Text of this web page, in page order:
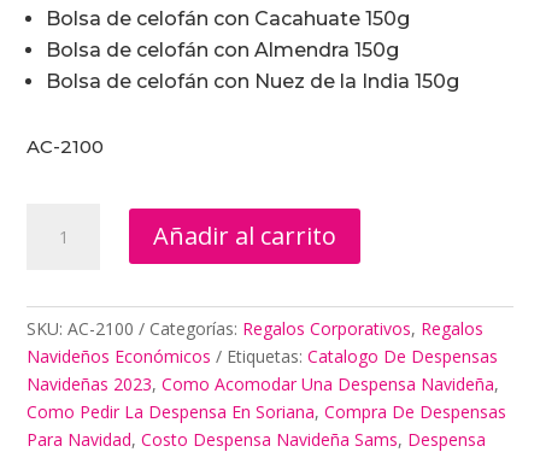
Bolsa de celofán con Cacahuate 150g
Bolsa de celofán con Almendra 150g
Bolsa de celofán con Nuez de la India 150g
AC-2100
Trabajadores
cantidad
Añadir al carrito
SKU:AC-2100 Categorías: Regalos Corporativos, Regalos
Navideños Económicos
Etiquetas:Catalogo De Despensas
Navideñas 2023,Como Acomodar Una Despensa Navideña,
Como Pedir La Despensa En Soriana,Compra De Despensas
Para Navidad,Costo Despensa Navideña Sams, Despensa